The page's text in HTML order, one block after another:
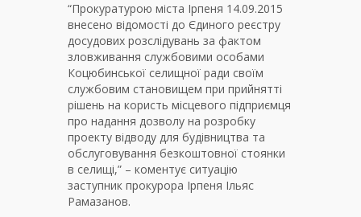
“Прокуратурою міста Ірпеня 14.09.2015
внесено відомості до Єдиного реєстру
досудових розслідувань за фактом
зловживання службовими особами
Коцюбинської селищної ради своїм
службовим становищем при прийнятті
рішень на користь місцевого підприємця
про надання дозволу на розробку
проекту відводу для будівництва та
обслуговування безкоштовної стоянки
в селищі,” – коментує ситуацію
заступник прокурора Ірпеня Ільяс
Рамазанов.